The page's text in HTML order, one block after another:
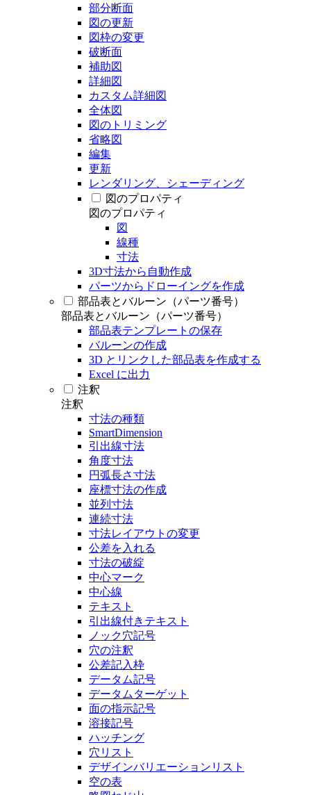
部分断面
図の更新
図枠の変更
破断面
補助図
詳細図
カスタム詳細図
全体図
図のトリミング
省略図
編集
更新
レンダリング、シェーディング
図のプロパティ
図のプロパティ
図
線種
寸法
3D寸法から自動作成
パーツからドローイングを作成
部品表とバルーン（パーツ番号）
部品表とバルーン（パーツ番号）
部品表テンプレートの保存
バルーンの作成
3D とリンクした部品表を作成する
Excel に出力
注釈
注釈
寸法の種類
SmartDimension
引出線寸法
角度寸法
円弧長さ寸法
座標寸法の作成
並列寸法
連続寸法
寸法レイアウトの変更
公差を入れる
寸法の破綻
中心マーク
中心線
テキスト
引出線付きテキスト
ノック穴記号
穴の注釈
公差記入枠
データム記号
データムターゲット
面の指示記号
溶接記号
ハッチング
穴リスト
デザインバリエーションリスト
空の表